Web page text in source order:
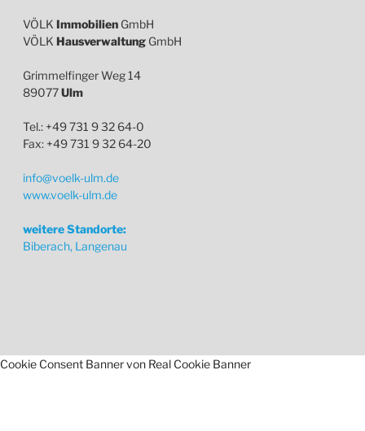
VÖLK Immobilien GmbH
VÖLK Hausverwaltung GmbH
Grimmelfinger Weg 14
89077Ulm
Tel.: +49 731 9 32 64-0
Fax: +49 731 9 32 64-20
info@voelk-ulm.de
www.voelk-ulm.de
weitere Standorte:
Biberach, Langenau
Cookie Consent Banner von Real Cookie Banner